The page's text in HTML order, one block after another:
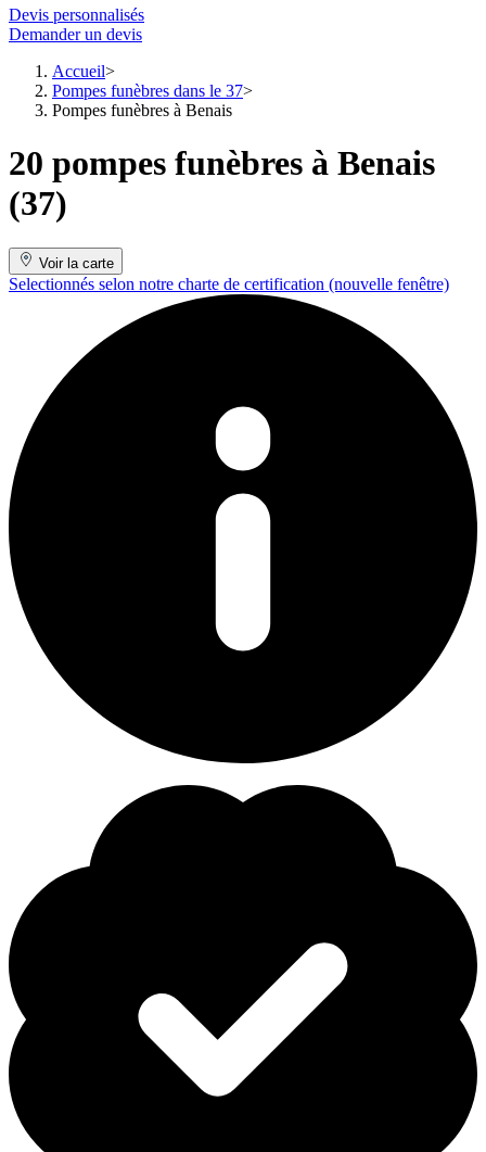
Devis personnalisés
Demander un devis
Accueil
Pompes funèbres dans le 37
Pompes funèbres à Benais
20 pompes funèbres à Benais
(37)
Voir la carte
Selectionnés selon notre charte de certification (nouvelle fenêtre)